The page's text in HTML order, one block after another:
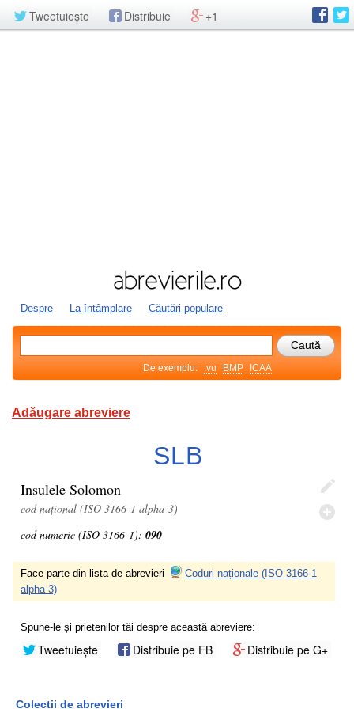
Tweetuiește Distribuie +1
Despre La întâmplare Căutări populare
De exemplu: .vu BMP ICAA
Adăugare abreviere
SLB
Insulele Solomon
cod național (ISO 3166-1 alpha-3)
cod numeric (ISO 3166-1): 090
Face parte din lista de abrevieri
Coduri naționale (ISO 3166-1
alpha-3)
Spune-le și prietenilor tăi despre această abreviere:
Tweetuiește Distribuie pe FB Distribuie pe G+
Colecții de abrevieri